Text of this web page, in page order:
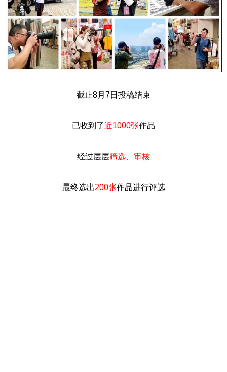
截止8月7日投稿结束
已收到了近1000张作品
经过层层筛选、审核
最终选出200张作品进行评选